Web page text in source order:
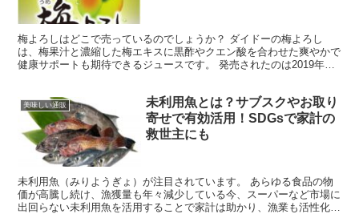
梅よろしはどこで売っているのでしょうか？ ダイドーの梅よろし
は、梅果汁と濃縮した梅エキスに黒酢やクエン酸を合わせた爽やかで
健康サポートも期待できるジュースです。 発売されたのは2019年
美味しい通販
未利用魚とは？サブスクやお取り
寄せで有効活用！SDGsで家計の
救世主にも
未利用魚（みりようぎょ）が注目されています。 あらゆる食品の物
価が高騰し続け、漁獲量も年々減少している今、スーパーなど市場に
出回らない未利用魚を活用することで家計は助かり、漁業も活性化